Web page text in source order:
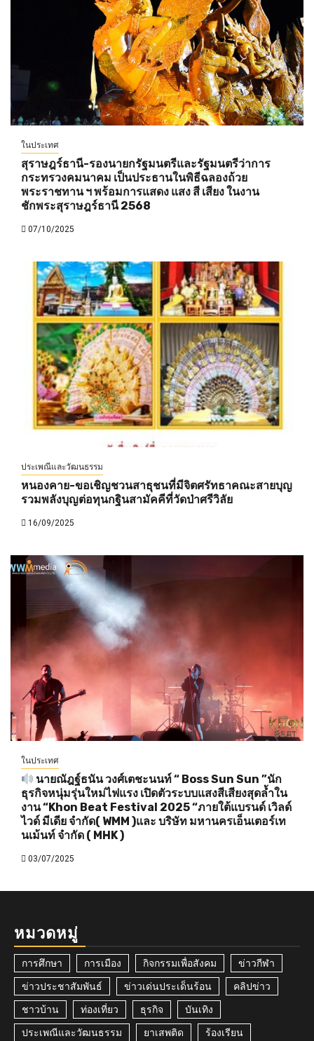
ในประเทศ
สุราษฎร์ธานี-รองนายกรัฐมนตรีและรัฐมนตรีว่าการ
กระทรวงคมนาคม เป็นประธานในพิธีฉลองถ้วย
พระราชทาน ฯ พร้อมการแสดง แสง สี เสียง ในงาน
ชักพระสุราษฎร์ธานี 2568
07/10/2025
ประเพณีและวัฒนธรรม
หนองคาย-ขอเชิญชวนสาธุชนที่มีจิตศรัทธาคณะสายบุญ
รวมพลังบุญต่อทุนกฐินสามัคคีที่วัดป่าศรีวิลัย
16/09/2025
ในประเทศ
นายณัฎฐ์ธนัน วงศ์เตชะนนท์ “ Boss Sun Sun ”นัก
ธุรกิจหนุ่มรุ่นใหม่ไฟแรง เปิดตัวระบบแสงสีเสียงสุดล้ำใน
งาน “Khon Beat Festival 2025 “ภายใต้แบรนด์ เวิลด์
ไวด์ มีเดีย จำกัด( WMM )และ บริษัท มหานครเอ็นเตอร์เท
นเม้นท์ จำกัด ( MHK )
03/07/2025
หมวดหมู่
การศึกษา การเมือง กิจกรรมเพื่อสังคม ข่าวกีฬา
ข่าวประชาสัมพันธ์ ข่าวเด่นประเด็นร้อน คลิปข่าว
ชาวบ้าน ท่องเที่ยว ธุรกิจ บันเทิง
ประเพณีและวัฒนธรรม ยาเสพติด ร้องเรียน